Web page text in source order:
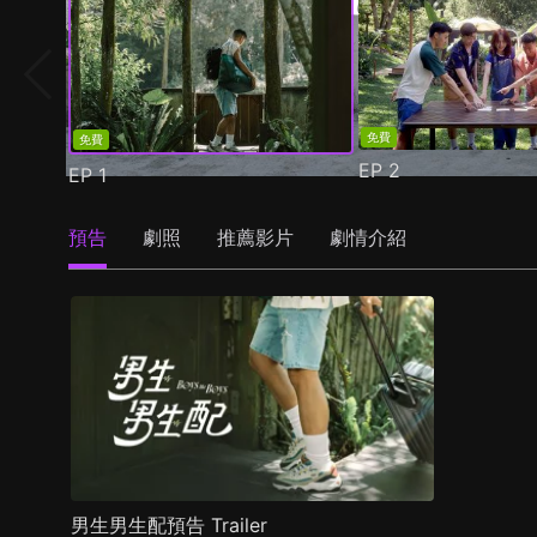
免費
EP1
免費
EP2
預告 劇照 推薦影片 劇情介紹
男生男生配預告 Trailer